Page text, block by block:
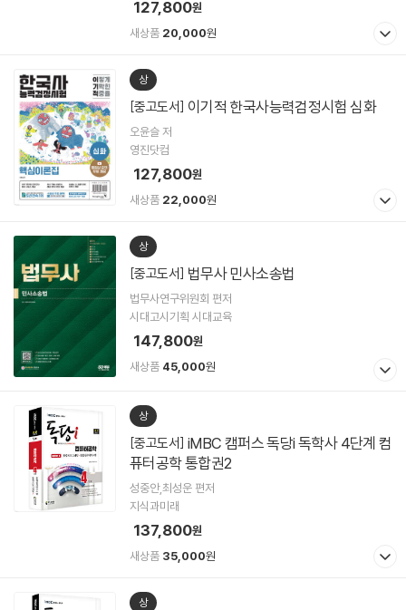
127,800원
새상품 20,000원
상
[중고도서] 이기적 한국사능력검정시험 심화
오윤슬 저
영진닷컴
127,800원
새상품 22,000원
상
[중고도서] 법무사 민사소송법
법무사연구위원회 편저
시대고시기획 시대교육
147,800원
새상품 45,000원
상
[중고도서]
퓨터공학 통합권2
성중안,최성운 편저
지식과미래
137,800원
새상품 35,000원
상